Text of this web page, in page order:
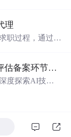
理
职过程，通过自
科技成果转化项目进场交易前，评估备案环节需要准备哪些材料？.docx
度探索AI技术